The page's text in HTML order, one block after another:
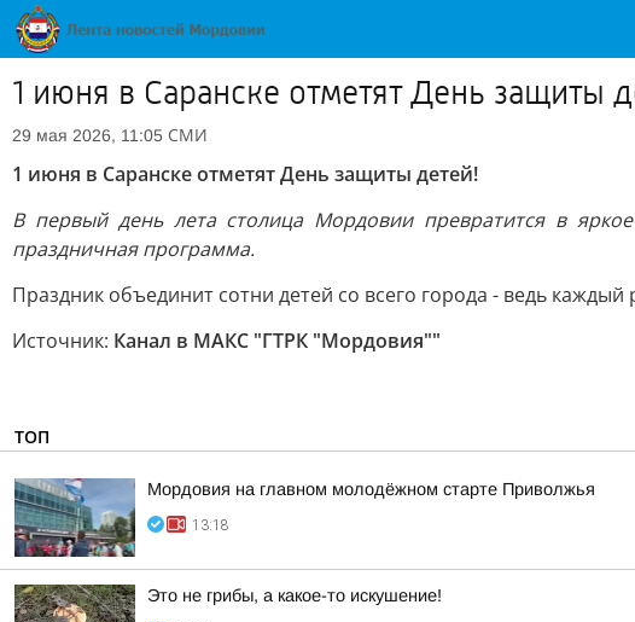
1 июня в Саранске отметят День защиты
29 мая 2026, 11:05 СМИ
1 июня в Саранске отметят День защиты детей!
В первый день лета столица Мордовии превратится в
праздничная программа.
Праздник объединит сотни детей со всего города - ведь
Источник: Канал в МАКС "ГТРК "Мордовия""
ТОП
Мордовия на главном молодёжном старте Приволжья
13:18
Это не грибы, а какое-то искушение!